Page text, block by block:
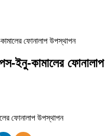
কামালের ফোনালাপ উপস্থাপন
ইনু-কামালের ফোনালাপ